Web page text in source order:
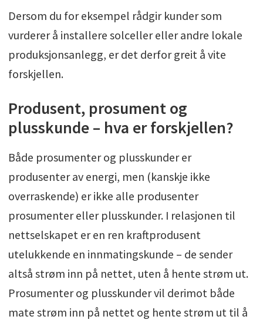
for å få bedre forståelse som kan hjelpe deg
med å navigere tryggere og mer vellykket i
VVS-verdenen.
Dersom du for eksempel rådgir kunder som
vurderer å installere solceller eller andre lokale
produksjonsanlegg, er det derfor greit å vite
forskjellen.
Produsent, prosument og
plusskunde – hva er forskjellen?
Både prosumenter og plusskunder er
produsenter av energi, men (kanskje ikke
overraskende) er ikke alle produsenter
prosumenter eller plusskunder. I relasjonen til
nettselskapet er en ren kraftprodusent
utelukkende en innmatingskunde – de sender
altså strøm inn på nettet, uten å hente strøm ut.
Prosumenter og plusskunder vil derimot både
mate strøm inn på nettet og hente strøm ut til å